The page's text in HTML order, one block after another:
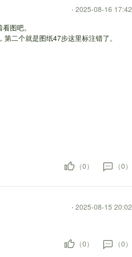
· 2025-08-16 17:42
图吧。
二个就是图纸47步这里标注错了。
（0） （0）
· 2025-08-15 20:02
（0）
（0）